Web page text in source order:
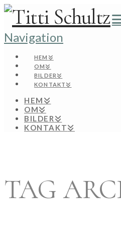
Navigation
HEM
OM
BILDER
KONTAKT
HEM
OM
BILDER
KONTAKT
TAG